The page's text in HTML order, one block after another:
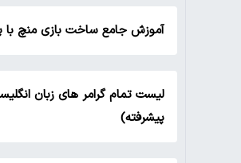
آموزش جامع ساخت بازی منچ با
لیست تمام گرامر های زبان
پیشرفته)